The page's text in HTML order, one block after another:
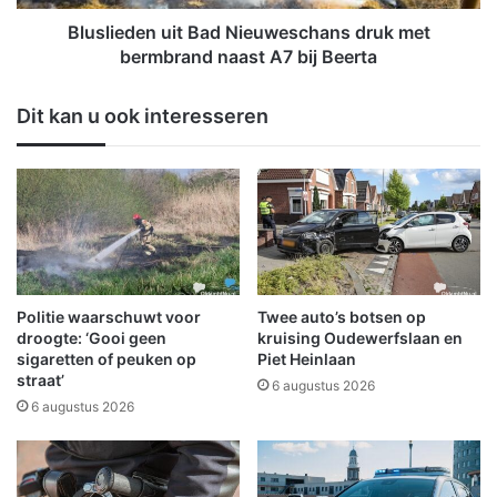
a
a
n
d
w
e
e
r
u
i
t
r
u
k
n
e
B
a
d
N
i
e
u
w
e
s
c
h
a
d
Bluslieden uit Bad Nieuweschans druk met
bermbrand naast A7 bij Beerta
Dit kan u ook interesseren
Politie waarschuwt voor
droogte: ‘Gooi geen
sigaretten of peuken op
straat’
6 augustus 2026
Twee auto’s botsen op
kruising Oudewerfslaan en
Piet Heinlaan
6 augustus 2026